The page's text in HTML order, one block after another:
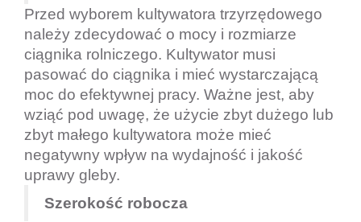
Przed wyborem kultywatora trzyrzędowego
należy zdecydować o mocy i rozmiarze
ciągnika rolniczego. Kultywator musi
pasować do ciągnika i mieć wystarczającą
moc do efektywnej pracy. Ważne jest, aby
wziąć pod uwagę, że użycie zbyt dużego lub
zbyt małego kultywatora może mieć
negatywny wpływ na wydajność i jakość
uprawy gleby.
Szerokość robocza